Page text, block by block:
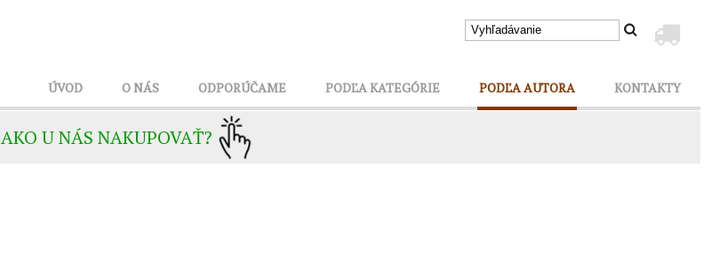
ÚVOD O NÁS ODPORÚČAME PODĽA KATEGÓRIE PODĽA AUTORA KONTAKTY
AKO U NÁS NAKUPOVAŤ?